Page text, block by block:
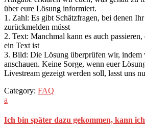
über eure Lösung informiert.
1. Zahl: Es gibt Schätzfragen, bei denen
zurückmelden müsst
2. Text: Manchmal kann es auch
ein Text ist
3. Bild: Die Lösung überprüfen wir, indem
anschauen. Keine Sorge, wenn euer
Livestream gezeigt werden soll, lasst uns
Category: FAQ
a
Ich bin später dazu gekommen, kann